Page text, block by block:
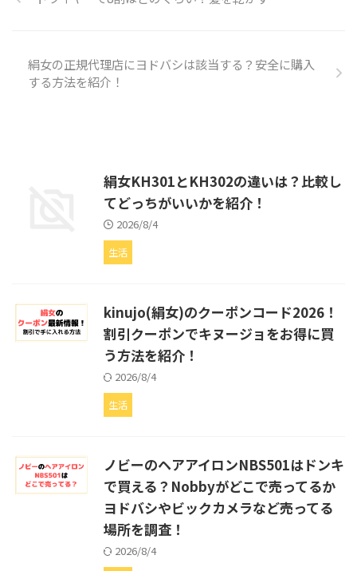
絹女の正規代理店にヨドバシは該当する？安全に購入
する方法を紹介！
絹女KH301とKH302の違いは？比較し
てどっちがいいかを紹介！
2026/8/4
生活
kinujo(絹女)のクーポンコード2026！
割引クーポンでキヌージョをお得に買
う方法を紹介！
2026/8/4
生活
ノビーのヘアアイロンNBS501はドンキ
で買える？Nobbyがどこで売ってるか
ヨドバシやビックカメラなど売ってる
場所を調査！
2026/8/4